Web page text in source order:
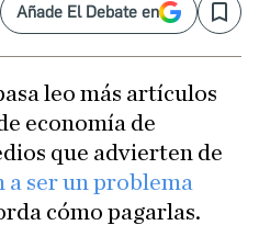
Añade El Debate en Save
leo más artículos
economía de
que advierten de
a ser un problema
cómo pagarlas.